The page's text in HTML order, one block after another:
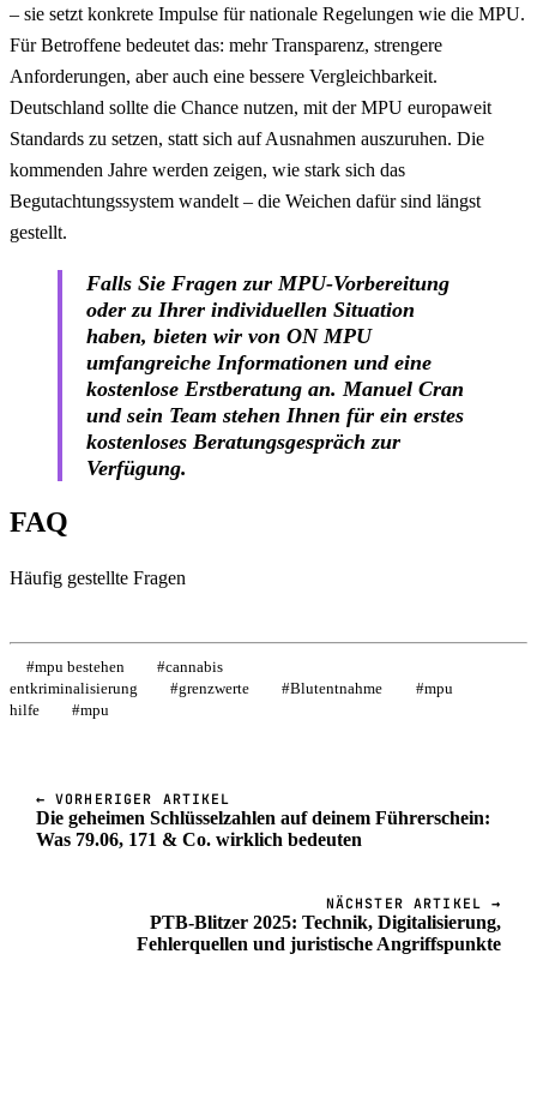
– sie setzt konkrete Impulse für nationale Regelungen wie die MPU.
Für Betroffene bedeutet das: mehr Transparenz, strengere
Anforderungen, aber auch eine bessere Vergleichbarkeit.
Deutschland sollte die Chance nutzen, mit der MPU europaweit
Standards zu setzen, statt sich auf Ausnahmen auszuruhen. Die
kommenden Jahre werden zeigen, wie stark sich das
Begutachtungssystem wandelt – die Weichen dafür sind längst
gestellt.
Falls Sie Fragen zur MPU-Vorbereitung
oder zu Ihrer individuellen Situation
haben, bieten wir von ON MPU
umfangreiche Informationen und eine
kostenlose Erstberatung an. Manuel Cran
und sein Team stehen Ihnen für ein erstes
kostenloses Beratungsgespräch zur
Verfügung.
FAQ
Häufig gestellte Fragen
#mpu bestehen #cannabis
entkriminalisierung
#grenzwerte #Blutentnahme #mpu
hilfe
#mpu
← VORHERIGER ARTIKEL
Die geheimen Schlüsselzahlen auf deinem Führerschein:
Was 79.06, 171 & Co. wirklich bedeuten
NÄCHSTER ARTIKEL →
PTB-Blitzer 2025: Technik, Digitalisierung,
Fehlerquellen und juristische Angriffspunkte